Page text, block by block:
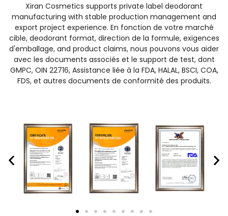
Xiran Cosmetics supports private label deodorant
manufacturing with stable production management and
export project experience. En fonction de votre marché
cible, deodorant format, direction de la formule, exigences
d'emballage, and product claims, nous pouvons vous aider
avec les documents associés et le support de test, dont
GMPC, OIN 22716, Assistance liée à la FDA, HALAL, BSCI, COA,
FDS, et autres documents de conformité des produits.